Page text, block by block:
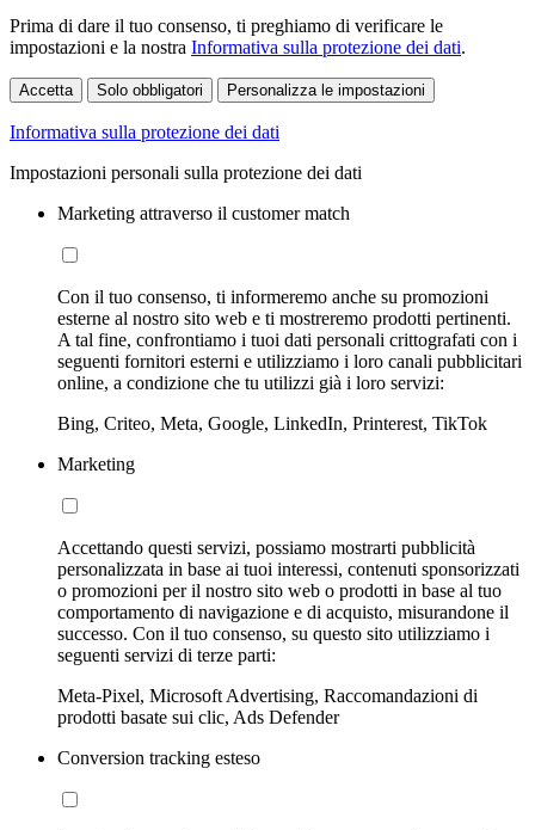
Prima di dare il tuo consenso, ti preghiamo di verificare le
impostazioni e la nostra Informativa sulla protezione dei dati.
Accetta Solo obbligatori Personalizza le impostazioni
Informativa sulla protezione dei dati
Impostazioni personali sulla protezione dei dati
Marketing attraverso il customer match
Con il tuo consenso, ti informeremo anche su promozioni
esterne al nostro sito web e ti mostreremo prodotti pertinenti.
A tal fine, confrontiamo i tuoi dati personali crittografati con i
seguenti fornitori esterni e utilizziamo i loro canali pubblicitari
online, a condizione che tu utilizzi già i loro servizi:
Bing, Criteo, Meta, Google, LinkedIn, Printerest, TikTok
Marketing
Accettando questi servizi, possiamo mostrarti pubblicità
personalizzata in base ai tuoi interessi, contenuti sponsorizzati
o promozioni per il nostro sito web o prodotti in base al tuo
comportamento di navigazione e di acquisto, misurandone il
successo. Con il tuo consenso, su questo sito utilizziamo i
seguenti servizi di terze parti:
Meta-Pixel, Microsoft Advertising, Raccomandazioni di
prodotti basate sui clic, Ads Defender
Conversion tracking esteso